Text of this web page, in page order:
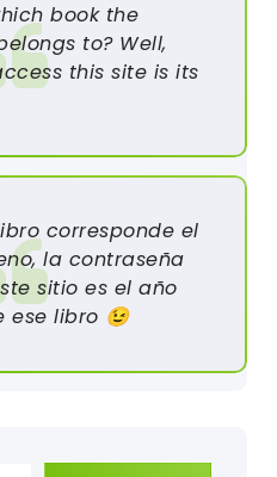
book the
to? Well,
this site is its
corresponde el
la contraseña
sitio es el año
ese libro 😉